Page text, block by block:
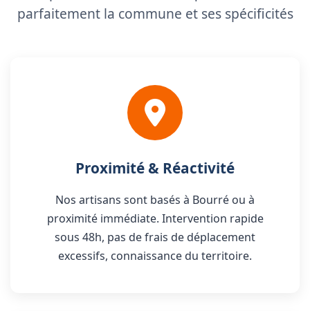
parfaitement la commune et ses spécificités
Proximité & Réactivité
Nos artisans sont basés à Bourré ou à
proximité immédiate. Intervention rapide
sous 48h, pas de frais de déplacement
excessifs, connaissance du territoire.